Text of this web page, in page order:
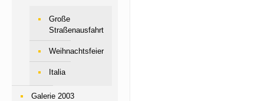
Große
Straßenausfahrt
Weihnachtsfeier
Italia
Galerie 2003